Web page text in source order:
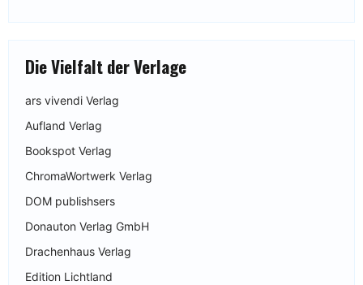
Die Vielfalt der Verlage
ars vivendi Verlag
Aufland Verlag
Bookspot Verlag
ChromaWortwerk Verlag
DOM publishsers
Donauton Verlag GmbH
Drachenhaus Verlag
Edition Lichtland